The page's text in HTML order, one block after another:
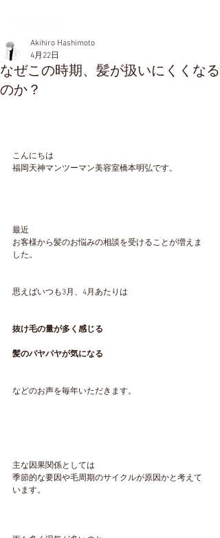
なぜこの時期、髪が扱いにくくなる
のか？
Akihiro Hashimoto
4月22日
こんにちは
福岡天神マンツーマン美容室橋本明弘です。
最近
お客様から髪のお悩みの相談を受けることが増えま
した。
思えばいつも3月、4月あたりは
抜け毛の量が多く感じる
髪のパヤパヤが気になる
などのお声を毎年いただきます。
主な因果関係としては
季節的な要因や毛周期のサイクルが原因かと考えて
います。